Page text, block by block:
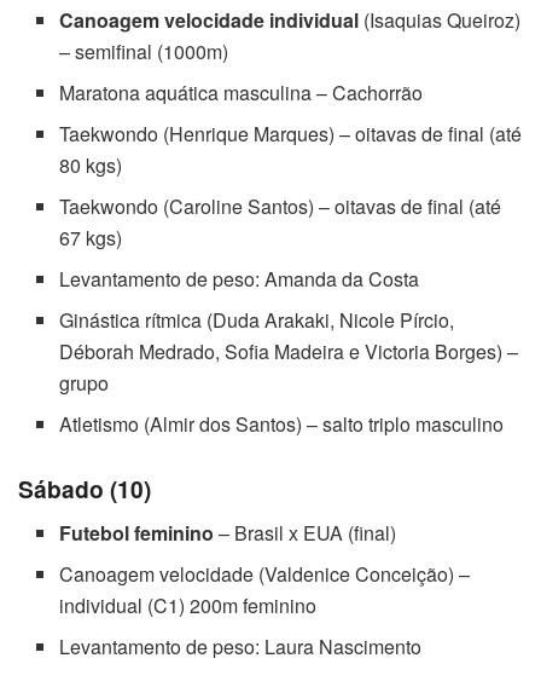
Canoagem velocidade individual (Isaquias Queiroz)
– semifinal (1000m)
Maratona aquática masculina – Cachorrão
Taekwondo (Henrique Marques) – oitavas de final (até
80 kgs)
Taekwondo (Caroline Santos) – oitavas de final (até
67 kgs)
Levantamento de peso: Amanda da Costa
Ginástica rítmica (Duda Arakaki, Nicole Pírcio,
Déborah Medrado, Sofia Madeira e Victoria Borges) –
grupo
Atletismo (Almir dos Santos) – salto triplo masculino
Sábado (10)
Futebol feminino – Brasil x EUA (final)
Canoagem velocidade (Valdenice Conceição) –
individual (C1) 200m feminino
Levantamento de peso: Laura Nascimento